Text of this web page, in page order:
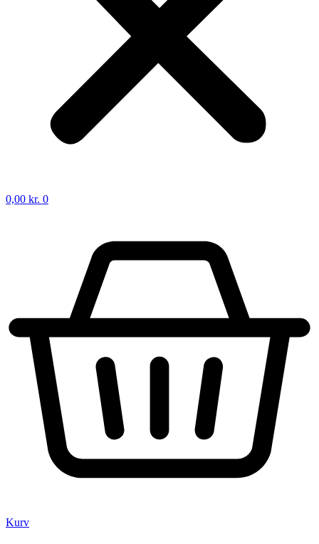
0,00 kr. 0
Kurv